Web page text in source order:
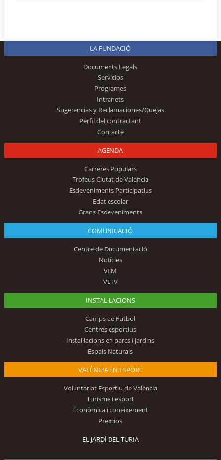
LA FUNDACIÓ
Documents Legals
Servicios
Programes
Intranets
Sugerencias y Reclamaciones/Quejas
Perfil del contractant
Contacte
AGENDA
Carreres Populars
Trofeus Ciutat de València
Esdeveniments Participatius
Edat escolar
Grans Esdeveniments
COMUNICACIÓ
Centre de Documentació
Notícies
VEM
VETV
INSTAL·LACIONS
Camps de Futbol
Centres esportius
Instal·lacions en parcs i jardins
Espais Naturals
VALÈNCIA EN ESPORT
Voluntariat Esportiu de València
Turisme i esport
Econòmica i coneixement
Premios
EL JARDÍ DEL TURIA